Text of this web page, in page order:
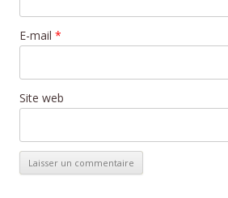
E-mail *
Site web